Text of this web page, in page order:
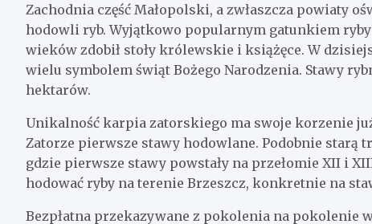
Zachodnia część Małopolski, a zwłaszcza powiaty
hodowli ryb. Wyjątkowo popularnym gatunkiem
wieków zdobił stoły królewskie i książęce. W
wielu symbolem świąt Bożego Narodzenia. Stawy
hektarów.
Unikalność karpia zatorskiego ma swoje korzenie
Zatorze pierwsze stawy hodowlane. Podobnie starą
gdzie pierwsze stawy powstały na przełomie XII i
hodować ryby na terenie Brzeszcz, konkretnie na
Bezpłatna przekazywane z pokolenia na pokolenie